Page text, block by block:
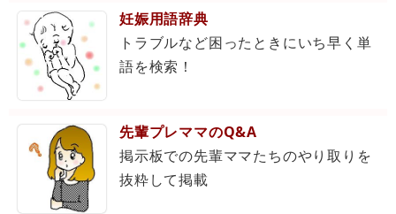
妊娠用語辞典
トラブルなど困ったときにいち早く単
語を検索！
先輩プレママのQ&A
掲示板での先輩ママたちのやり取りを
抜粋して掲載